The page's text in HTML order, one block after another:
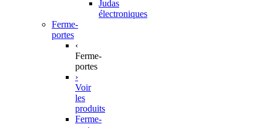
Judas
électroniques
Ferme-
portes
‹
Ferme-
portes
›
Voir
les
produits
Ferme-